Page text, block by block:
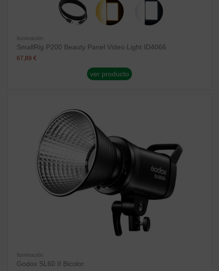
Iluminación
SmallRig P200 Beauty Panel Video Light ID4066
67,89 €
ver producto
Iluminación
Godox SL60 II Bicolor